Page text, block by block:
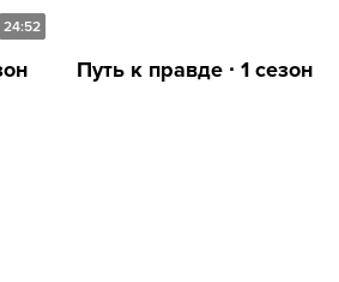
24:52
Путь к правде ∙ 1 сезон